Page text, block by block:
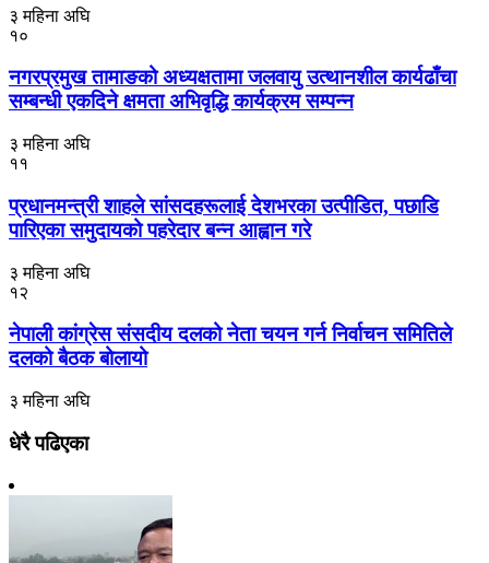
३ महिना अघि
१०
नगरप्रमुख तामाङको अध्यक्षतामा जलवायु उत्थानशील कार्यढाँचा
सम्बन्धी एकदिने क्षमता अभिवृद्धि कार्यक्रम सम्पन्न
३ महिना अघि
११
प्रधानमन्त्री शाहले सांसदहरूलाई देशभरका उत्पीडित, पछाडि
पारिएका समुदायको पहरेदार बन्न आह्वान गरे
३ महिना अघि
१२
नेपाली कांग्रेस संसदीय दलको नेता चयन गर्न निर्वाचन समितिले
दलको बैठक बोलायो
३ महिना अघि
धेरै पढिएका